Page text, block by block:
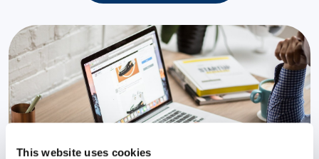
This website uses cookies